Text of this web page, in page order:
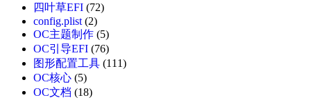
四叶草EFI (72)
config.plist(2)
OC主题制作 (5)
OC引导EFI (76)
图形配置工具 (111)
OC核心 (5)
OC文档 (18)